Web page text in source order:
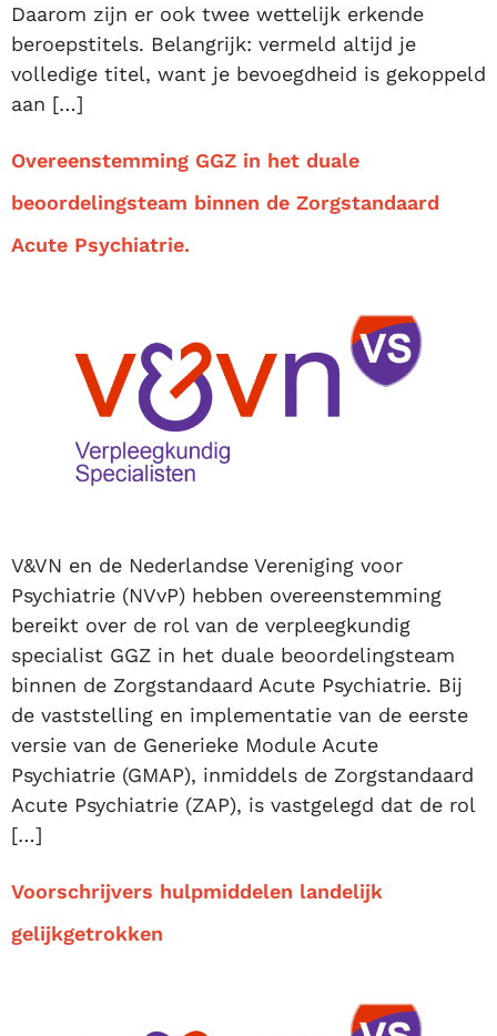
Daarom zijn er ook twee wettelijk erkende
beroepstitels. Belangrijk: vermeld altijd je
volledige titel, want je bevoegdheid is gekoppeld
aan […]
Overeenstemming GGZ in het duale
beoordelingsteam binnen de Zorgstandaard
Acute Psychiatrie.
V&VN en de Nederlandse Vereniging voor
Psychiatrie (NVvP) hebben overeenstemming
bereikt over de rol van de verpleegkundig
specialist GGZ in het duale beoordelingsteam
binnen de Zorgstandaard Acute Psychiatrie. Bij
de vaststelling en implementatie van de eerste
versie van de Generieke Module Acute
Psychiatrie (GMAP), inmiddels de Zorgstandaard
Acute Psychiatrie (ZAP), is vastgelegd dat de rol
[…]
Voorschrijvers hulpmiddelen landelijk
gelijkgetrokken